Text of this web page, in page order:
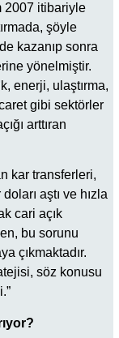
2007 itibariyle
şöyle
kazanıp sonra
yönelmiştir.
enerji, ulaştırma,
gibi sektörler
arttıran
kar transferleri,
aştı ve hızla
cari açık
bu sorunu
çıkmaktadır.
söz konusu